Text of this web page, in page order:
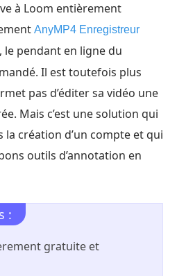
à Loom entièrement
AnyMP4 Enregistreur
, le pendant en ligne du
Il est toutefois plus
pas d’éditer sa vidéo une
Mais c’est une solution qui
la création d’un compte et qui
outils d’annotation en
:
gratuite et